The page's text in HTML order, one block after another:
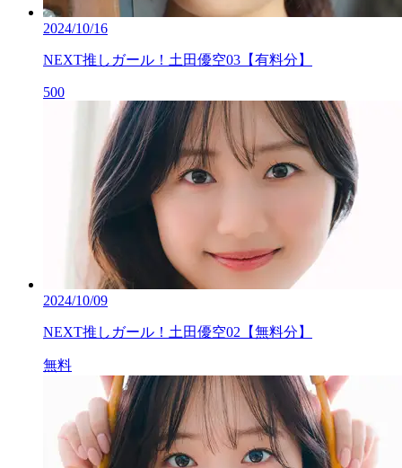
2024/10/16
NEXT推しガール！土田優空03【有料分】
500
2024/10/09
NEXT推しガール！土田優空02【無料分】
無料